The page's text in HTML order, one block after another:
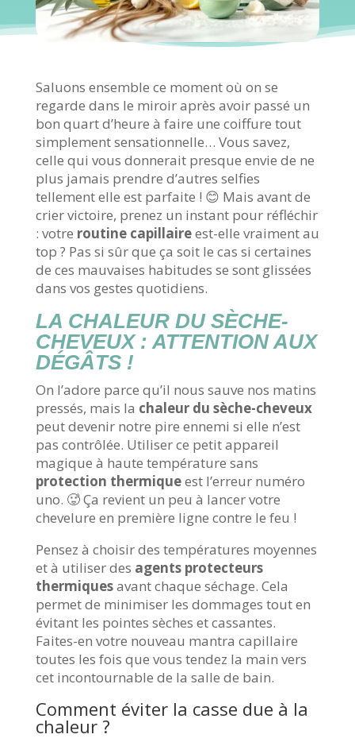
Saluons ensemble ce moment où on se
regarde dans le miroir après avoir passé un
bon quart d’heure à faire une coiffure tout
simplement sensationnelle… Vous savez,
celle qui vous donnerait presque envie de ne
plus jamais prendre d’autres selfies
tellement elle est parfaite ! 😊 Mais avant de
crier victoire, prenez un instant pour réfléchir
: votre routine capillaireest-elle vraiment au
top ? Pas si sûr que ça soit le cas si certaines
de ces mauvaises habitudes se sont glissées
dans vos gestes quotidiens.
LA CHALEUR DU SÈCHE-
CHEVEUX : ATTENTION AUX
DÉGÂTS !
On l’adore parce qu’il nous sauve nos matins
pressés, mais la chaleur du sèche-cheveux
peut devenir notre pire ennemi si elle n’est
pas contrôlée. Utiliser ce petit appareil
magique à haute température sans
protection thermiqueest l’erreur numéro
uno. 🥵 Ça revient un peu à lancer votre
chevelure en première ligne contre le feu !
Pensez à choisir des températures moyennes
et à utiliser des agents protecteurs
thermiquesavant chaque séchage. Cela
permet de minimiser les dommages tout en
évitant les pointes sèches et cassantes.
Faites-en votre nouveau mantra capillaire
toutes les fois que vous tendez la main vers
cet incontournable de la salle de bain.
Comment éviter la casse due à la
chaleur ?